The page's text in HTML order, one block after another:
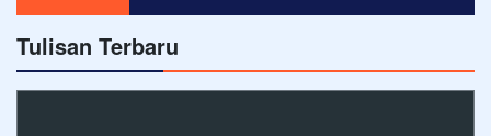
Tulisan Terbaru